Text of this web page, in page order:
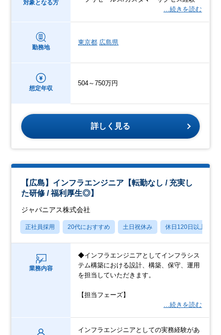
対象となる方
…続きを読む
勤務地
東京都 広島県
想定年収
504～750万円
詳しく見る
【広島】インフラエンジニア【転勤なし / 充実し
た研修 / 福利厚生◎】
ジャパニアス株式会社
正社員採用 20代におすすめ 土日祝休み 休日120日以上
業務内容
◆インフラエンジニアとしてインフラシス
テム構築における設計、構築、保守、運用
を担当していただきます。
【担当フェーズ】
…続きを読む
インフラエンジニアとしての実務経験があ